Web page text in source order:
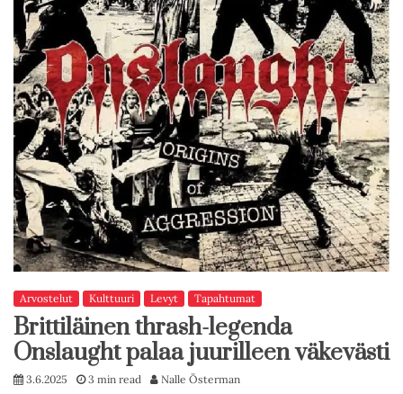
Arvostelut Kulttuuri Levyt Tapahtumat
Brittiläinen thrash-legenda
Onslaught palaa juurilleen väkevästi
3.6.2025 3 min read Nalle Österman